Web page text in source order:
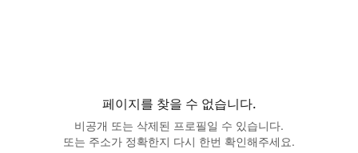
페이지를 찾을 수 없습니다.
비공개 또는 삭제된 프로필일 수 있습니다.
또는 주소가 정확한지 다시 한번 확인해주세요.